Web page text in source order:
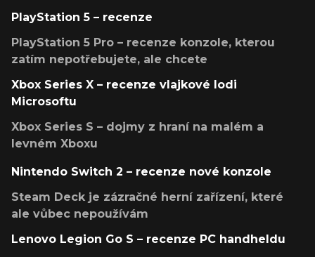
PlayStation 5 – recenze
PlayStation 5 Pro – recenze konzole, kterou
zatím nepotřebujete, ale chcete
Xbox Series X – recenze vlajkové lodi
Microsoftu
Xbox Series S – dojmy z hraní na malém a
levném Xboxu
Nintendo Switch 2 – recenze nové konzole
Steam Deck je zázračné herní zařízení, které
ale vůbec nepoužívám
Lenovo Legion Go S – recenze PC handheldu